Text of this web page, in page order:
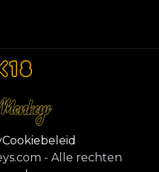
Cookiebeleid
- Alle rechten